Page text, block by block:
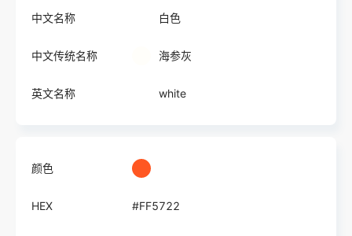
中文名称 白色
中文传统名称 海参灰
英文名称 white
颜色
HEX #FF5722